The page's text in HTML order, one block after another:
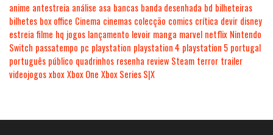
anime antestreia análise asa bancas banda desenhada bd bilheteiras
bilhetes box office Cinema cinemas colecção comics crítica devir disney
estreia filme hq jogos lançamento levoir manga marvel netflix Nintendo
Switch passatempo pc playstation playstation 4 playstation 5 portugal
português público quadrinhos resenha review Steam terror trailer
videojogosxboxXbox One Xbox Series S|X